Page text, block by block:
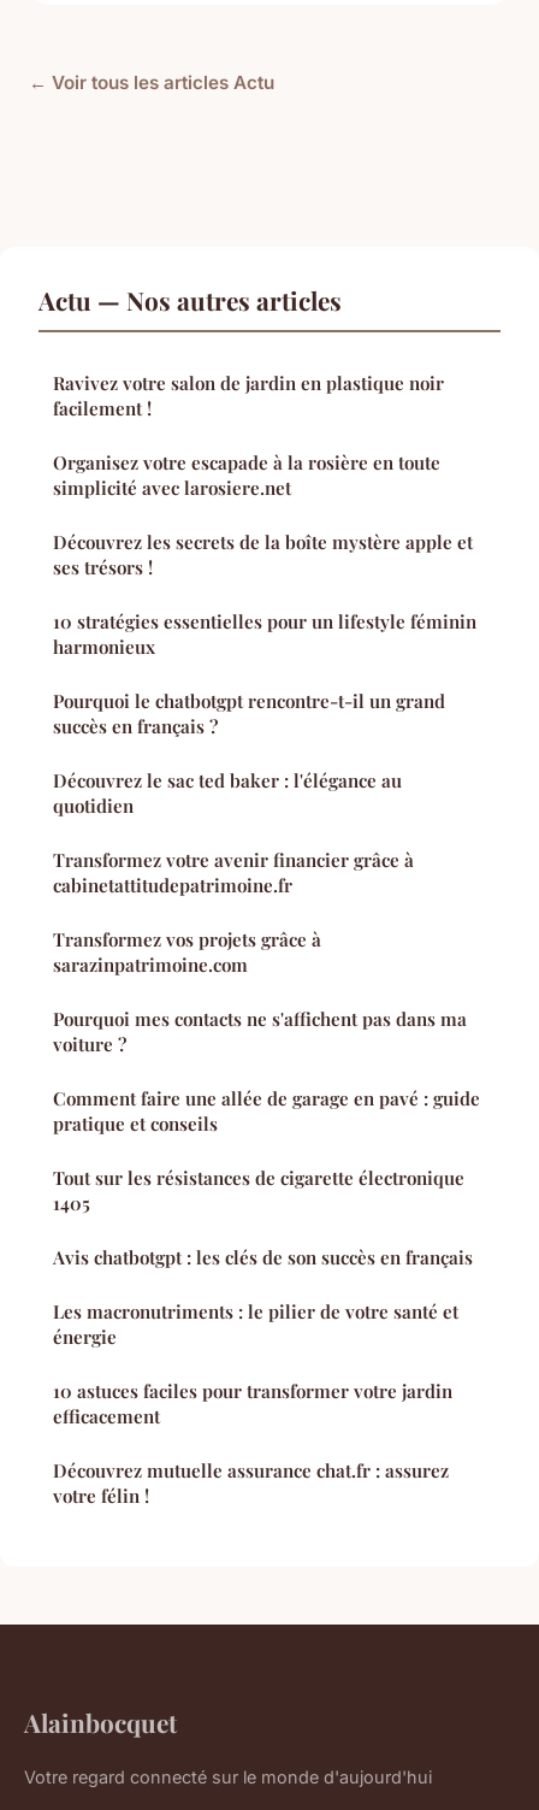
← Voir tous les articles Actu
Actu — Nos autres articles
Ravivez votre salon de jardin en plastique noir
facilement !
Organisez votre escapade à la rosière en toute
simplicité avec larosiere.net
Découvrez les secrets de la boîte mystère apple et
ses trésors !
10 stratégies essentielles pour un lifestyle féminin
harmonieux
Pourquoi le chatbotgpt rencontre-t-il un grand
succès en français ?
Découvrez le sac ted baker : l'élégance au
quotidien
Transformez votre avenir financier grâce à
cabinetattitudepatrimoine.fr
Transformez vos projets grâce à
sarazinpatrimoine.com
Pourquoi mes contacts ne s'affichent pas dans ma
voiture ?
Comment faire une allée de garage en pavé : guide
pratique et conseils
Tout sur les résistances de cigarette électronique
1405
Avis chatbotgpt : les clés de son succès en français
Les macronutriments : le pilier de votre santé et
énergie
10 astuces faciles pour transformer votre jardin
efficacement
Découvrez mutuelle assurance chat.fr : assurez
votre félin !
Alainbocquet
Votre regard connecté sur le monde d'aujourd'hui